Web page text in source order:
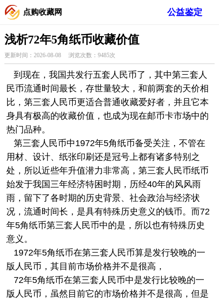
公益鉴定
点购收藏网
浅析72年5角纸币收藏价值
更新时间：2026-08-08 浏览次数：9485次
到现在，我国共发行五套人民币了，其中第三套人
民币流通时间最长，存世量较大，和前两套的天价相
比，第三套人民币更适合普通收藏爱好者，并且它本
身具有极高的收藏价值，也成为现在邮币卡市场中的
热门品种。
第三套人民币中1972年5角纸币备受关注，不管在
用材、设计、纸张印刷还是冠号上都有诸多特别之
处，所以近些年升值潜力非常高，第三套人民币纸币
始发于我国三年经济特困时期，历经40年的风风雨
雨，留下了各时期的历史背景、社会政治与经济状
况，流通时间长，是具有特殊历史意义的钱币。而72
年5角纸币第三套人民币中的是，所以也有特殊历史
意义。
1972年5角纸币在第三套人民币算是发行较晚的一
版人民币，其目前市场价格并不是很高，
72年5角纸币在第三套人民币中是发行比较晚的一
版人民币，虽然目前它的市场价格并不是很高，但是